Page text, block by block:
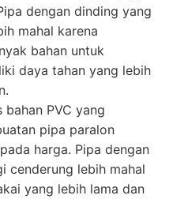
dengan dinding yang
mahal karena
bahan untuk
daya tahan yang lebih
bahan PVC yang
pipa paralon
harga. Pipa dengan
cenderung lebih mahal
yang lebih lama dan